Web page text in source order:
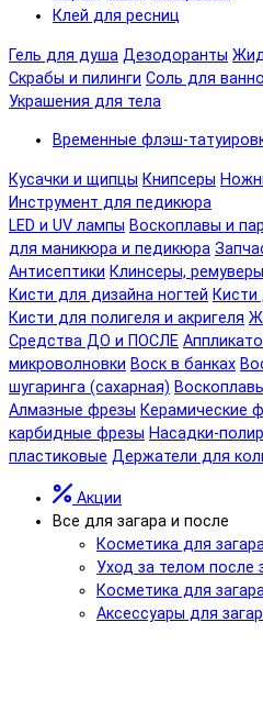
Клей для ресниц
Гель для душа Дезодоранты
Скрабы и пилинги Соль для
Украшения для тела
Временные флэш-
Кусачки и щипцы Книпсеры
Инструмент для педикюра
LED и UV лампы Воскоплавы и
для маникюра и педикюра
Антисептики Клинсеры,
Кисти для дизайна ногтей Кисти
Кисти для полигеля и акригеля
Средства ДО и ПОСЛЕ
микроволновки Воск в банках
шугаринга (сахарная)
Алмазные фрезы Керамические
карбидные фрезы Насадки-
пластиковые Держатели для
Акции
Все для загара и после
Косметика для
Уход за телом после
Косметика для
Аксессуары для